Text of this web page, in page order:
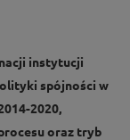
instytucji
spójności w
2020,
oraz tryb